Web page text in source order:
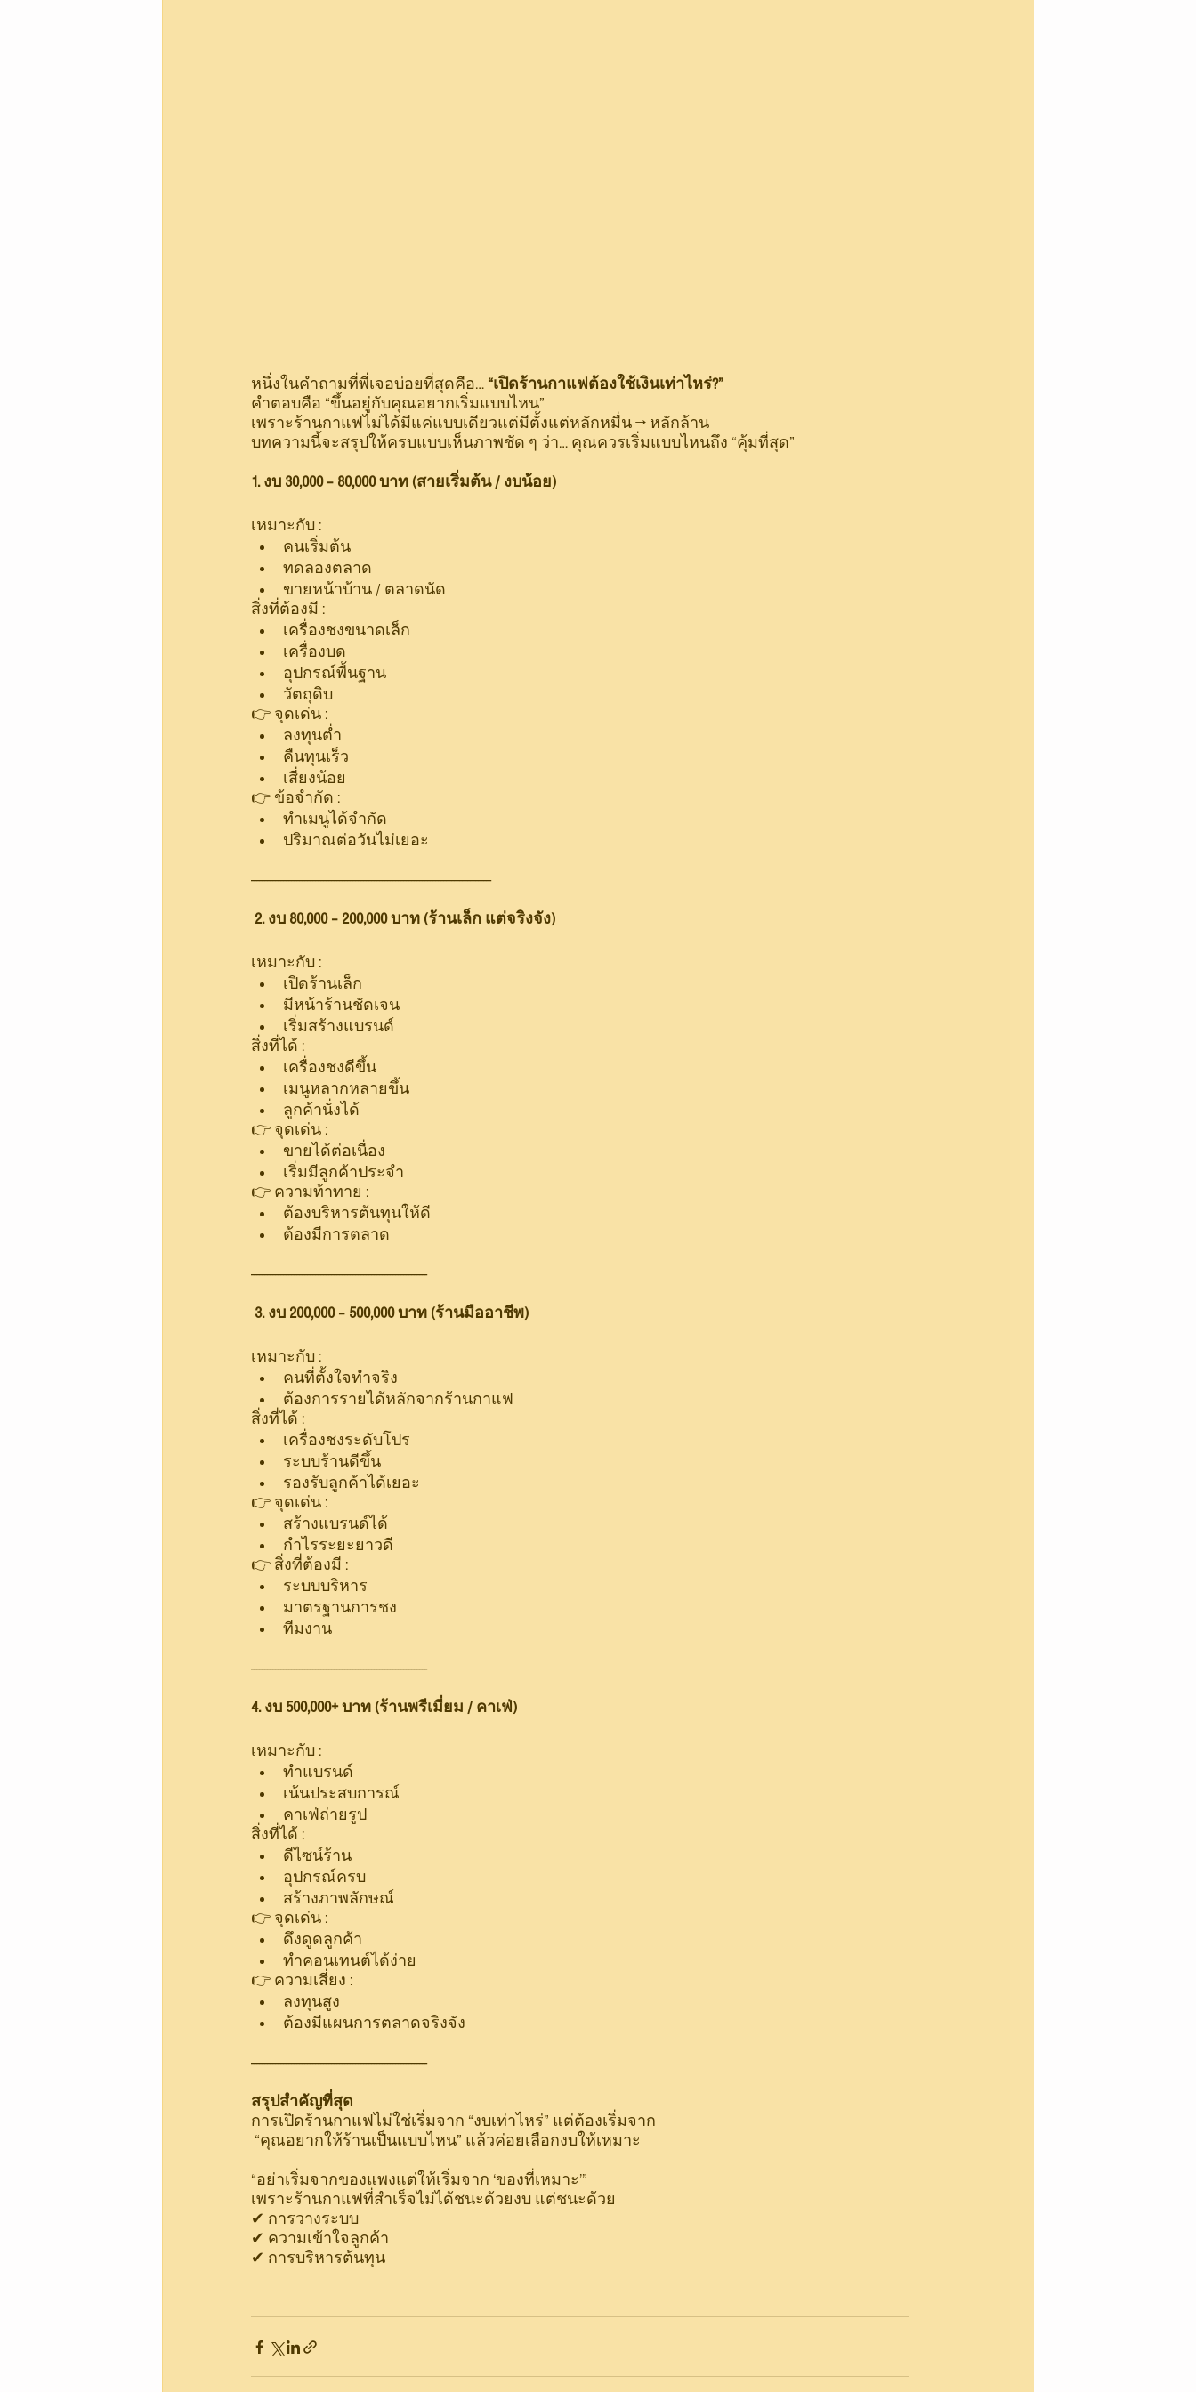
หนึ่งในคำถามที่พี่เจอบ่อยที่สุดคือ… “เปิดร้านกาแฟต้องใช้เงินเท่าไหร่?”
คำตอบคือ “ขึ้นอยู่กับคุณอยากเริ่มแบบไหน”
เพราะร้านกาแฟไม่ได้มีแค่แบบเดียวแต่มีตั้งแต่หลักหมื่น → หลักล้าน
บทความนี้จะสรุปให้ครบแบบเห็นภาพชัด ๆ ว่า… คุณควรเริ่มแบบไหนถึง “คุ้มที่สุด”
1. งบ 30,000 – 80,000 บาท (สายเริ่มต้น / งบน้อย)
เหมาะกับ :
คนเริ่มต้น
ทดลองตลาด
ขายหน้าบ้าน / ตลาดนัด
สิ่งที่ต้องมี :
เครื่องชงขนาดเล็ก
เครื่องบด
อุปกรณ์พื้นฐาน
วัตถุดิบ
👉 จุดเด่น :
ลงทุนต่ำ
คืนทุนเร็ว
เสี่ยงน้อย
👉 ข้อจำกัด :
ทำเมนูได้จำกัด
ปริมาณต่อวันไม่เยอะ
------------------------------------------------------------------------------------------
2. งบ 80,000 – 200,000 บาท (ร้านเล็ก แต่จริงจัง)
เหมาะกับ :
เปิดร้านเล็ก
มีหน้าร้านชัดเจน
เริ่มสร้างแบรนด์
สิ่งที่ได้ :
เครื่องชงดีขึ้น
เมนูหลากหลายขึ้น
ลูกค้านั่งได้
👉 จุดเด่น :
ขายได้ต่อเนื่อง
เริ่มมีลูกค้าประจำ
👉 ความท้าทาย :
ต้องบริหารต้นทุนให้ดี
ต้องมีการตลาด
------------------------------------------------------------------
3. งบ 200,000 – 500,000 บาท (ร้านมืออาชีพ)
เหมาะกับ :
คนที่ตั้งใจทำจริง
ต้องการรายได้หลักจากร้านกาแฟ
สิ่งที่ได้ :
เครื่องชงระดับโปร
ระบบร้านดีขึ้น
รองรับลูกค้าได้เยอะ
👉 จุดเด่น :
สร้างแบรนด์ได้
กำไรระยะยาวดี
👉 สิ่งที่ต้องมี :
ระบบบริหาร
มาตรฐานการชง
ทีมงาน
------------------------------------------------------------------
4. งบ 500,000+ บาท (ร้านพรีเมี่ยม / คาเฟ่)
เหมาะกับ :
ทำแบรนด์
เน้นประสบการณ์
คาเฟ่ถ่ายรูป
สิ่งที่ได้ :
ดีไซน์ร้าน
อุปกรณ์ครบ
สร้างภาพลักษณ์
👉 จุดเด่น :
ดึงดูดลูกค้า
ทำคอนเทนต์ได้ง่าย
👉 ความเสี่ยง :
ลงทุนสูง
ต้องมีแผนการตลาดจริงจัง
------------------------------------------------------------------
สรุปสำคัญที่สุด
การเปิดร้านกาแฟไม่ใช่เริ่มจาก “งบเท่าไหร่” แต่ต้องเริ่มจาก
“คุณอยากให้ร้านเป็นแบบไหน” แล้วค่อยเลือกงบให้เหมาะ
“อย่าเริ่มจากของแพงแต่ให้เริ่มจาก ‘ของที่เหมาะ’”
เพราะร้านกาแฟที่สำเร็จไม่ได้ชนะด้วยงบ แต่ชนะด้วย
✔ การวางระบบ
✔ ความเข้าใจลูกค้า
✔ การบริหารต้นทุน